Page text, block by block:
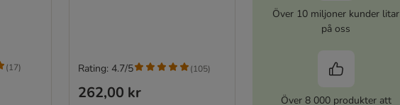
(17)
262,00 kr
Rating: 4.7/5 (105)
Över 10 miljoner kunder litar
på oss
Över 8 000 produkter att